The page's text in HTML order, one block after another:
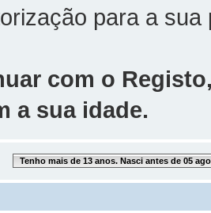
para a sua
com o
a sua idade.
Tenho mais de 13 anos. Nasci antes de 05 ago